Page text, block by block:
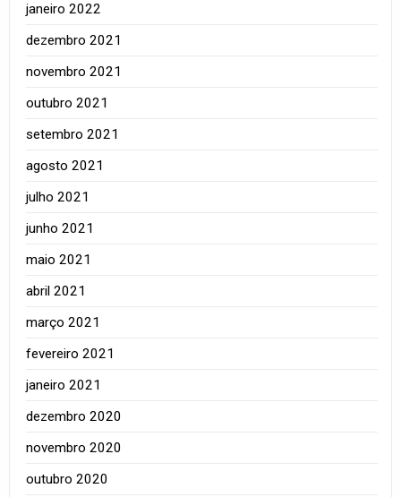
janeiro 2022
dezembro 2021
novembro 2021
outubro 2021
setembro 2021
agosto 2021
julho 2021
junho 2021
maio 2021
abril 2021
março 2021
fevereiro 2021
janeiro 2021
dezembro 2020
novembro 2020
outubro 2020